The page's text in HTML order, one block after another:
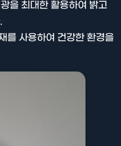
을 최대한 활용하여 밝고
를 사용하여 건강한 환경을